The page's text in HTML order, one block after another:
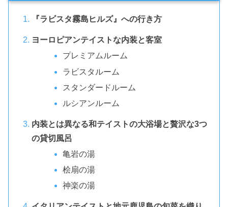
『ラビスタ霧島ヒルズ』への行き方
ヨーロピアンテイストな内装と客室
プレミアムルーム
ラビスタルーム
スタンダードルーム
ルシアンルーム
内装とは異なる和テイストの大浴場と贅沢な3つ
の貸切風呂
亀岩の湯
桧扇の湯
神楽の湯